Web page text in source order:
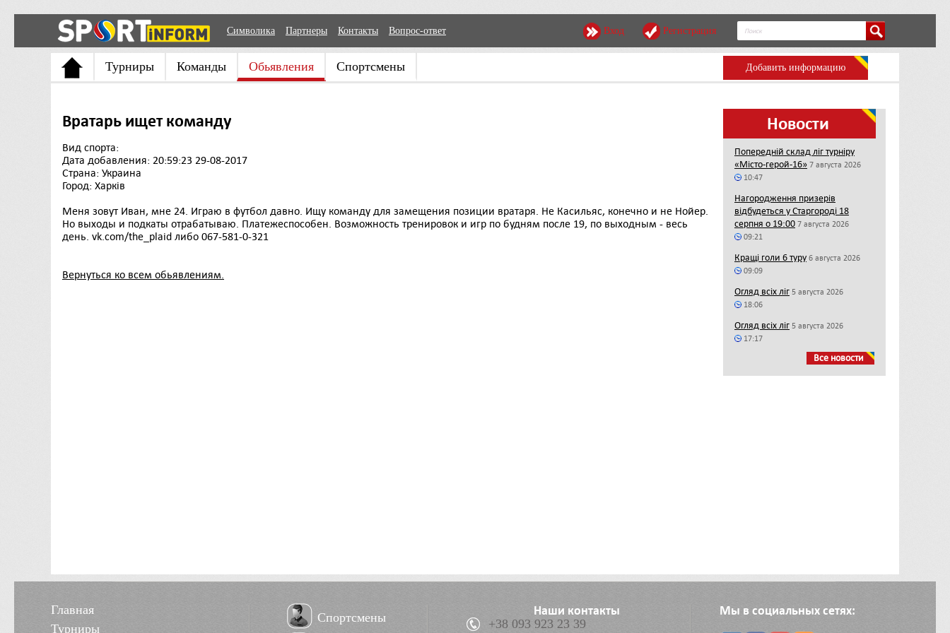
Символика Партнеры Контакты Вопрос-ответ Вход Регистрация
Турниры Команды Обьявления Спортсмены Добавить информацию
Вратарь ищет команду
Вид спорта:
Дата добавления: 20:59:23 29-08-2017
Страна: Украина
Город: Харків
Меня зовут Иван, мне 24. Играю в футбол давно. Ищу команду для замещения позиции вратаря. Не Касильяс, конечно и не Нойер.
Но выходы и подкаты отрабатываю. Платежеспособен. Возможность тренировок и игр по будням после 19, по выходным - весь
день. vk.com/the_plaid либо 067-581-0-321
Вернуться ко всем обьявлениям.
Новости
Попередній склад ліг турніру
«Місто-герой-16» 7 августа 2026
10:47
Нагородження призерів
відбудеться у Старгороді 18
серпня о 19:00 7 августа 2026
09:21
Кращі голи 6 туру 6 августа 2026
09:09
Огляд всіх ліг 5 августа 2026
18:06
Огляд всіх ліг 5 августа 2026
17:17
Все новости
Главная
Турниры
Спортсмены
Наши контакты
+38 093 923 23 39
Мы в социальных сетях: